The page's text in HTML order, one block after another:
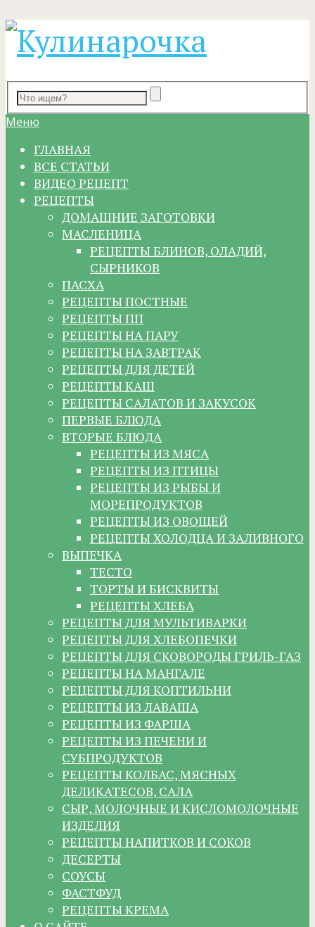
Меню
ГЛАВНАЯ
ВСЕ СТАТЬИ
ВИДЕО РЕЦЕПТ
РЕЦЕПТЫ
ДОМАШНИЕ ЗАГОТОВКИ
МАСЛЕНИЦА
РЕЦЕПТЫ БЛИНОВ, ОЛАДИЙ,
СЫРНИКОВ
ПАСХА
РЕЦЕПТЫ ПОСТНЫЕ
РЕЦЕПТЫ ПП
РЕЦЕПТЫ НА ПАРУ
РЕЦЕПТЫ НА ЗАВТРАК
РЕЦЕПТЫ ДЛЯ ДЕТЕЙ
РЕЦЕПТЫ КАШ
РЕЦЕПТЫ САЛАТОВ И ЗАКУСОК
ПЕРВЫЕ БЛЮДА
ВТОРЫЕ БЛЮДА
РЕЦЕПТЫ ИЗ МЯСА
РЕЦЕПТЫ ИЗ ПТИЦЫ
РЕЦЕПТЫ ИЗ РЫБЫ И
МОРЕПРОДУКТОВ
РЕЦЕПТЫ ИЗ ОВОЩЕЙ
РЕЦЕПТЫ ХОЛОДЦА И ЗАЛИВНОГО
ВЫПЕЧКА
ТЕСТО
ТОРТЫ И БИСКВИТЫ
РЕЦЕПТЫ ХЛЕБА
РЕЦЕПТЫ ДЛЯ МУЛЬТИВАРКИ
РЕЦЕПТЫ ДЛЯ ХЛЕБОПЕЧКИ
РЕЦЕПТЫ ДЛЯ СКОВОРОДЫ ГРИЛЬ-ГАЗ
РЕЦЕПТЫ НА МАНГАЛЕ
РЕЦЕПТЫ ДЛЯ КОПТИЛЬНИ
РЕЦЕПТЫ ИЗ ЛАВАША
РЕЦЕПТЫ ИЗ ФАРША
РЕЦЕПТЫ ИЗ ПЕЧЕНИ И
СУБПРОДУКТОВ
РЕЦЕПТЫ КОЛБАС, МЯСНЫХ
ДЕЛИКАТЕСОВ, САЛА
СЫР, МОЛОЧНЫЕ И КИСЛОМОЛОЧНЫЕ
ИЗДЕЛИЯ
РЕЦЕПТЫ НАПИТКОВ И СОКОВ
ДЕСЕРТЫ
СОУСЫ
ФАСТФУД
РЕЦЕПТЫ КРЕМА